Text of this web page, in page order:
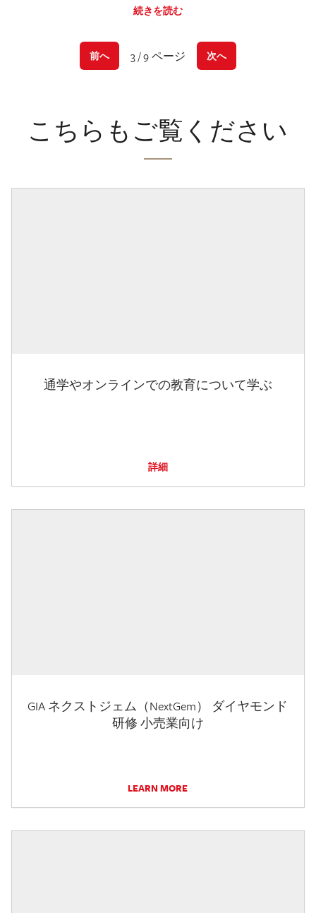
続きを読む
前へ 3 / 9 ページ 次へ
こちらもご覧ください
通学やオンラインでの教育について学ぶ
詳細
GIA ネクストジェム（NextGem） ダイヤモンド
研修 小売業向け
LEARN MORE